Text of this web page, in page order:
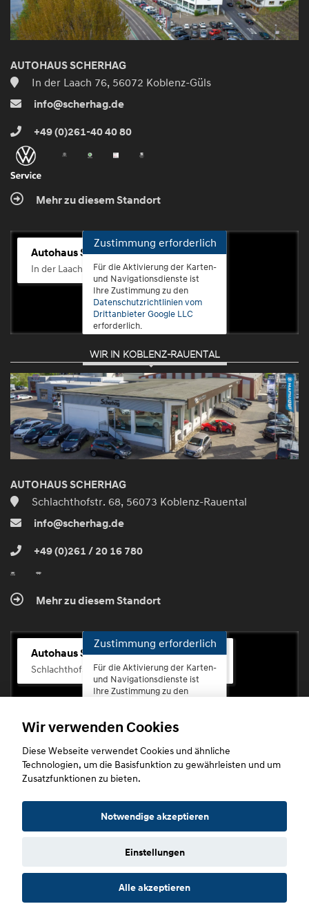
AUTOHAUS SCHERHAG
In der Laach 76, 56072 Koblenz-Güls
info@scherhag.de
+49 (0)261-40 40 80
Mehr zu diesem Standort
Autohaus Scherhag
In der Laach 76, 56072 Koblenz-Güls
Zustimmung erforderlich
Für die Aktivierung der Karten-
und Navigationsdienste ist
Ihre Zustimmung zu den
Datenschutzrichtlinien vom
Drittanbieter Google LLC
erforderlich.
Zustimmen
und
aktivieren
WIR IN KOBLENZ-RAUENTAL
AUTOHAUS SCHERHAG
Schlachthofstr. 68, 56073 Koblenz-Rauental
info@scherhag.de
+49 (0)261 / 20 16 780
Mehr zu diesem Standort
Autohaus Scherhag
Schlachthofstr. 68, 56073 Koblenz-Rauental
Zustimmung erforderlich
Für die Aktivierung der Karten-
und Navigationsdienste ist
Ihre Zustimmung zu den
erforderlich.
Zustimmen
Copyright © 2026. Autohaus Scherhag
Datenschutz Impressum
Wir verwenden Cookies
Diese Webseite verwendet Cookies und ähnliche
Technologien, um die Basisfunktion zu gewährleisten und um
Zusatzfunktionen zu bieten.
Notwendige akzeptieren
Einstellungen
Alle akzeptieren